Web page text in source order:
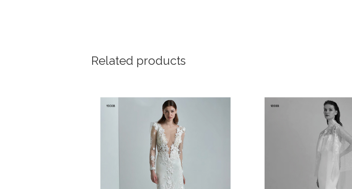
Related products